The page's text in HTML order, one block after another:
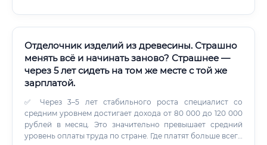
специалист объединяет в себе роли бизнес-аналитика,
проектного менеджера, IT-архитектора и инженера-
технолога.
Отделочник изделий из древесины. Страшно
менять всё и начинать заново? Страшнее —
через 5 лет сидеть на том же месте с той же
зарплатой.
✅ Через 3–5 лет стабильного роста специалист со
средним уровнем достигает дохода от 80 000 до 120 000
рублей в месяц. Это значительно превышает средний
уровень оплаты труда по стране. Где платят больше всего